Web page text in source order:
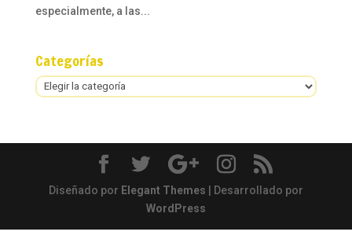
especialmente, a las...
Categorías
Categorías
Diseñado por Elegant Themes | Desarrollado por
WordPress